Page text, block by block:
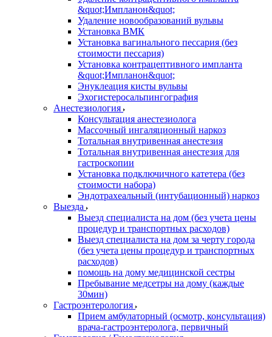
&quot;Импланон&quot;
Удаление новообразований вульвы
Установка ВМК
Установка вагинального пессария (без
стоимости пессария)
Установка контрацептивного импланта
&quot;Импланон&quot;
Энуклеация кисты вульвы
Эхогистеросальпингография
Анестезиология
Консультация анестезиолога
Массочный ингаляционный наркоз
Тотальная внутривенная анестезия
Тотальная внутривенная анестезия для
гастроскопии
Установка подключичного катетера (без
стоимости набора)
Эндотрахеальный (интубационный) наркоз
Выезда
Выезд специалиста на дом (без учета цены
процедур и транспортных расходов)
Выезд специалиста на дом за черту города
(без учета цены процедур и транспортных
расходов)
помощь на дому медицинской сестры
Пребывание медсетры на дому (каждые
30мин)
Гастроэнтерология
Прием амбулаторный (осмотр, консультация)
врача-гастроэнтеролога, первичный